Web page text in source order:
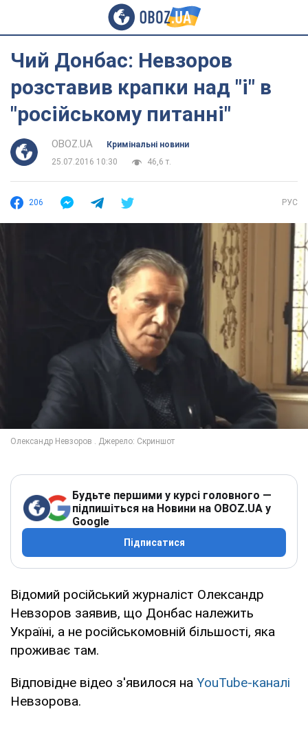
Чий Донбас: Невзоров
розставив крапки над "і" в
"російському питанні"
OBOZ.UA
Кримінальні новини
25.07.2016 10:30
46,6 т.
206 РУС
Будьте першими у курсі головного —
підпишіться на Новини на OBOZ.UA у
Google
Підписатися
Відомий російський журналіст Олександр
Невзоров заявив, що Донбас належить
Україні, а не російськомовній більшості, яка
проживає там.
Відповідне відео з'явилося на YouTube-каналі
Невзорова.